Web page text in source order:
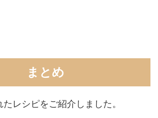
まとめ
レシピをご紹介しました。